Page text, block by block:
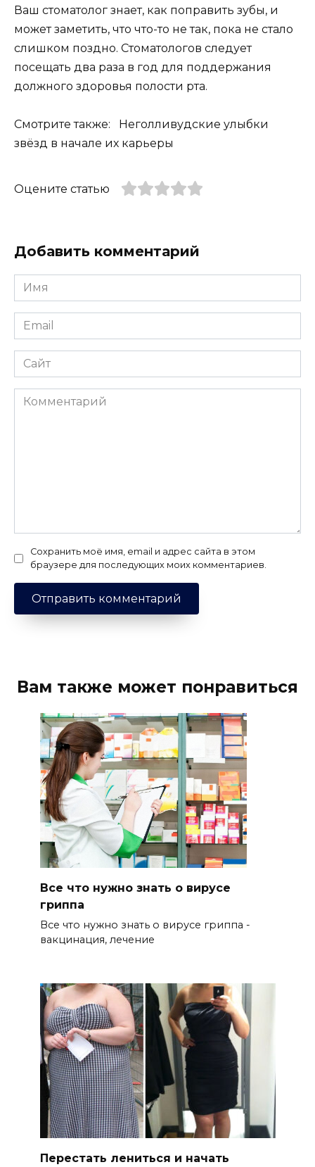
Ваш стоматолог знает, как поправить зубы, и
может заметить, что что-то не так, пока не стало
слишком поздно. Стоматологов следует
посещать два раза в год для поддержания
должного здоровья полости рта.
Смотрите также: Неголливудские улыбки
звёзд в начале их карьеры
Оцените статью
Добавить комментарий
Имя
*
Email
*
Сайт
Комментарий
Сохранить моё имя, email и адрес сайта в этом
браузере для последующих моих комментариев.
Вам также может понравиться
Все что нужно знать о вирусе
гриппа
Все что нужно знать о вирусе гриппа -
вакцинация, лечение
Перестать лениться и начать